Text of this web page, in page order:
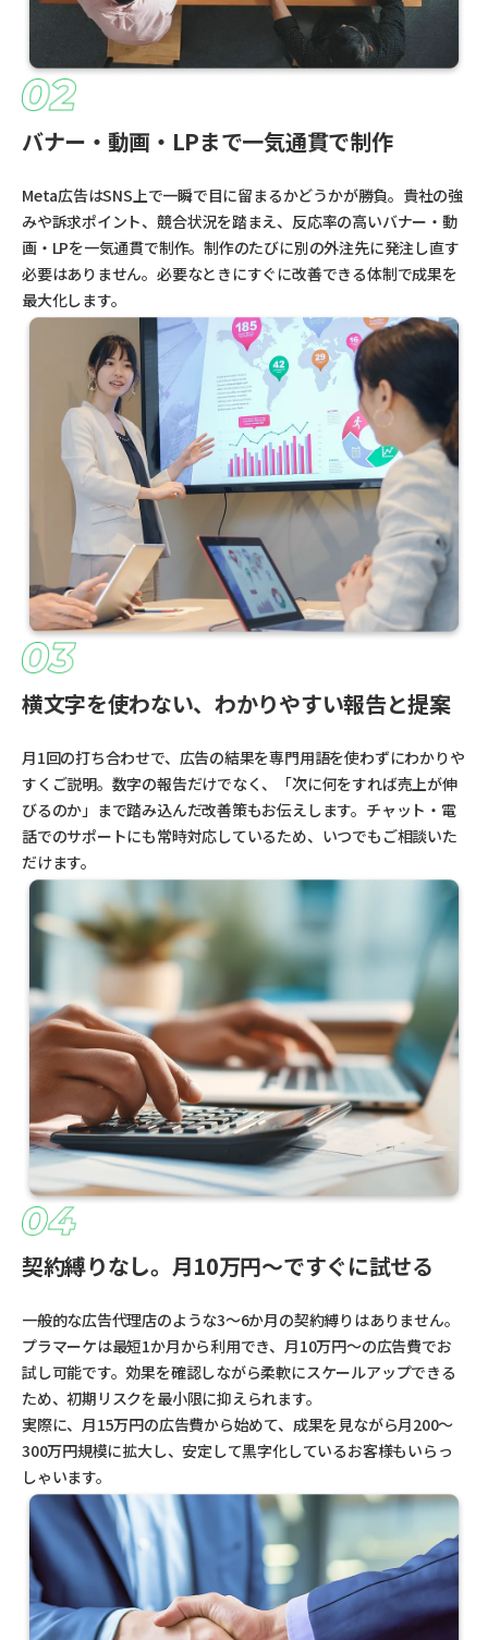
バナー・動画・LPまで一気通貫で制作
Meta広告はSNS上で一瞬で目に留まるかどうかが勝負。貴社の強
みや訴求ポイント、競合状況を踏まえ、反応率の高いバナー・動
画・LPを一気通貫で制作。制作のたびに別の外注先に発注し直す
必要はありません。必要なときにすぐに改善できる体制で成果を
最大化します。
横文字を使わない、わかりやすい報告と提案
月1回の打ち合わせで、広告の結果を専門用語を使わずにわかりや
すくご説明。数字の報告だけでなく、「次に何をすれば売上が伸
びるのか」まで踏み込んだ改善策もお伝えします。チャット・電
話でのサポートにも常時対応しているため、いつでもご相談いた
だけます。
契約縛りなし。月10万円〜ですぐに試せる
一般的な広告代理店のような3〜6か月の契約縛りはありません。
プラマーケは最短1か月から利用でき、月10万円〜の広告費でお
試し可能です。効果を確認しながら柔軟にスケールアップできる
ため、初期リスクを最小限に抑えられます。
実際に、月15万円の広告費から始めて、成果を見ながら月200〜
300万円規模に拡大し、安定して黒字化しているお客様もいらっ
しゃいます。